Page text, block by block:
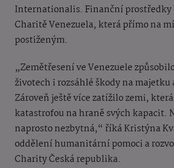
Internationalis. Finanční prostředky
Charitě Venezuela, která přímo na
postiženým.
„Zemětřesení ve Venezuele
životech i rozsáhlé škody na
Zároveň ještě více zatížilo zemi,
katastrofou na hraně svých kapacit.
naprosto nezbytná,“ říká Kristýna
oddělení humanitární pomoci a
Charity Česká republika.